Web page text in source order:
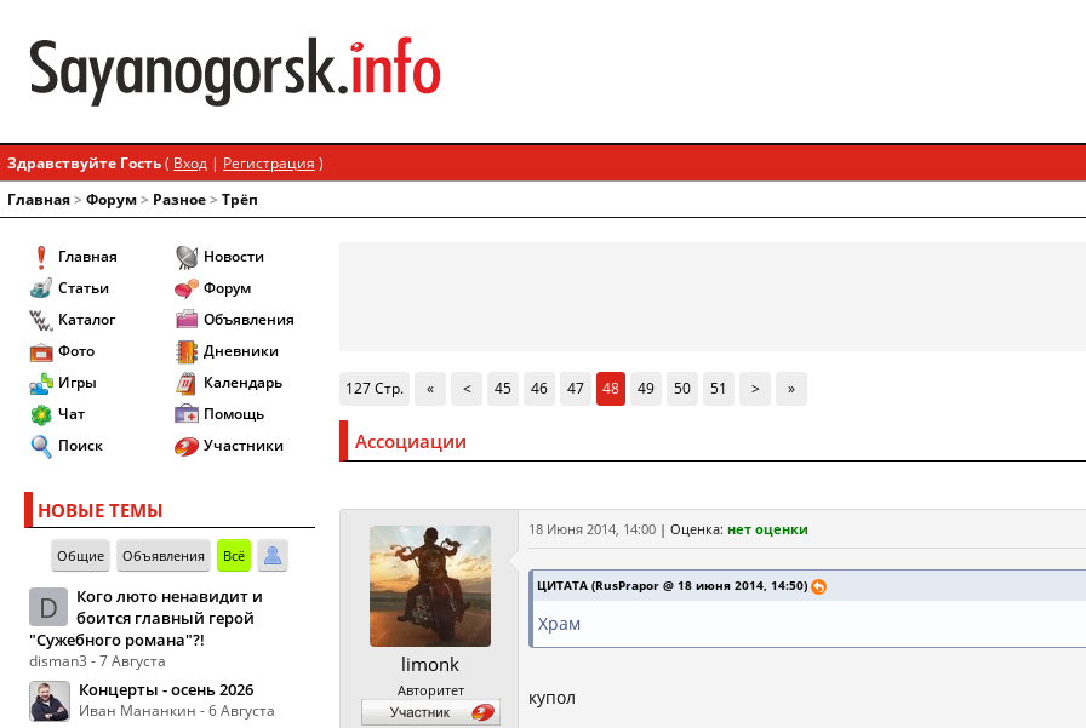
Здравствуйте Гость( Вход | Регистрация )
Главная> Форум> Разное> Трёп
Главная
Статьи
Каталог
Фото
Игры
Чат
Поиск
Новости
Форум
Объявления
Дневники
Календарь
Помощь
Участники
НОВЫЕ ТЕМЫ
Общие Объявления Всё
D
Кого люто ненавидит и
боится главный герой
"Сужебного романа"?!
disman3 - 7 Августа
Концерты - осень 2026
Иван Мананкин - 6 Августа
127 Стр. « < 45 46 47 48 49 50 51 > »
Ассоциации
limonk
Авторитет
18 Июня 2014, 14:00 | Оценка: нет оценки
ЦИТАТА (RusPrapor @ 18 июня 2014, 14:50)
Храм
купол